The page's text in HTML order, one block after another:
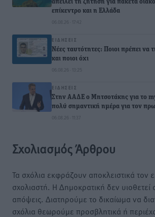
απειλεί τη ζήτηση για πακέτα
επίκεντρο και η Ελλάδα
06.08.26 · 17:42
ΕΙΔΉΣΕΙΣ
Νέες ταυτότητες: Ποιοι πρέπει να
και ποιοι όχι
06.08.26 · 13:25
ΕΙΔΉΣΕΙΣ
Στην ΑΑΔΕ ο Μητσοτάκης για το
πολύ σημαντική ημέρα για τον
06.08.26 · 11:37
Σχολιασμός Άρθρου
Τα σχόλια εκφράζουν αποκλειστικά τον
σχολιαστή. Η Δημοκρατική δεν υιοθετεί
απόψεις. Διατηρούμε το δικαίωμα να
σχόλια θεωρούμε προσβλητικά ή